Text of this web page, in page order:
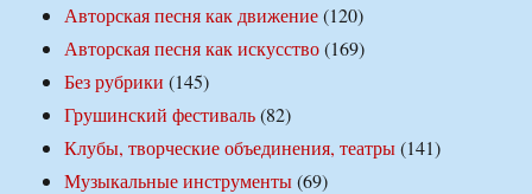
Авторская песня как движение(120)
Авторская песня как искусство(169)
Без рубрики (145)
Грушинский фестиваль(82)
Клубы, творческие объединения, театры(141)
Музыкальные инструменты(69)